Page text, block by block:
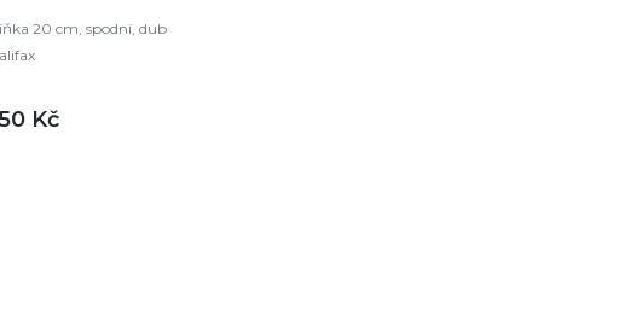
20 cm, spodní, dub
Kč